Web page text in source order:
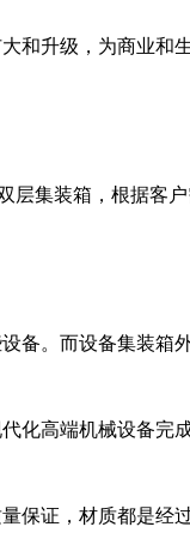
升级，为商业和
集装箱，根据客户
。而设备集装箱
高端机械设备完
证，材质都是经